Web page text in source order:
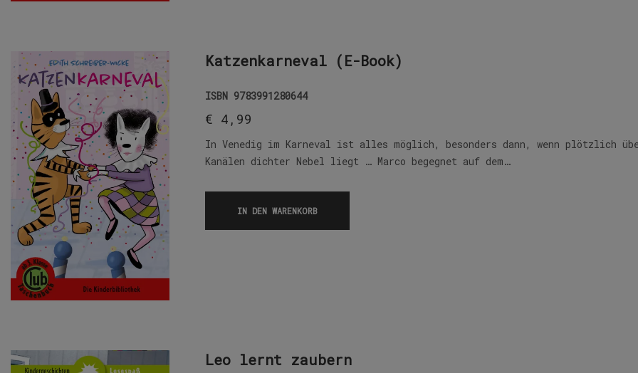
Katzenkarneval (E-Book)
ISBN 9783991280644
€ 4,99
In Venedig im Karneval ist alles möglich, besonders dann, wenn plötzlich
Kanälen dichter Nebel liegt … Marco begegnet auf dem…
IN DEN WARENKORB
Leo lernt zaubern